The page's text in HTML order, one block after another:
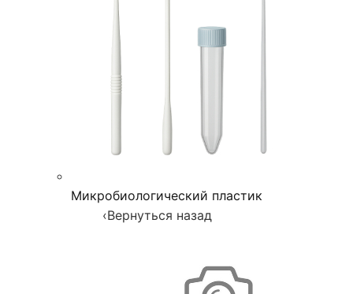
Микробиологический пластик
‹Вернуться назад